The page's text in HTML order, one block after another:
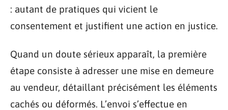
: autant de pratiques qui vicient le
consentement et justifient une action en justice.
Quand un doute sérieux apparaît, la première
étape consiste à adresser une mise en demeure
au vendeur, détaillant précisément les éléments
cachés ou déformés. L’envoi s’effectue en